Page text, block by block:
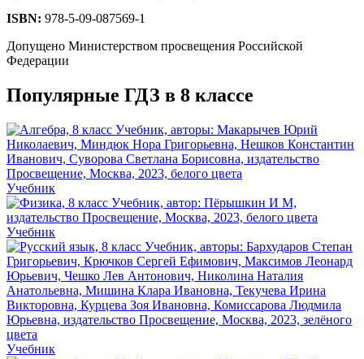
ISBN: 978-5-09-087569-1
Допущено Министерством просвещения Российской
Федерации
Популярные ГДЗ в 8 классе
Учебник
Учебник
Учебник